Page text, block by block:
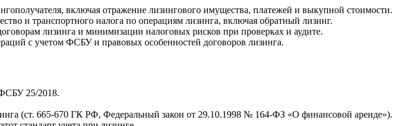
включая отражение лизингового имущества, платежей и выкупной стоимости.
и транспортного налога по операциям лизинга, включая обратный лизинг.
лизинга и минимизации налоговых рисков при проверках и аудите.
с учетом ФСБУ и правовых особенностей договоров лизинга.
25/2018.
(ст. 665-670 ГК РФ, Федеральный закон от 29.10.1998 № 164-ФЗ «О финансовой аренде»).